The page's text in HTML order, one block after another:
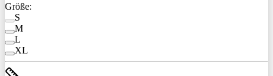
Größe:
S
M
L
XL